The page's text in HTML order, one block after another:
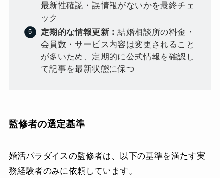
最新性確認・誤情報がないかを最終チェ
ック
定期的な情報更新：結婚相談所の料金・
会員数・サービス内容は変更されること
が多いため、定期的に公式情報を確認し
て記事を最新状態に保つ
監修者の選定基準
婚活パラダイスの監修者は、以下の基準を満たす実
務経験者のみに依頼しています。